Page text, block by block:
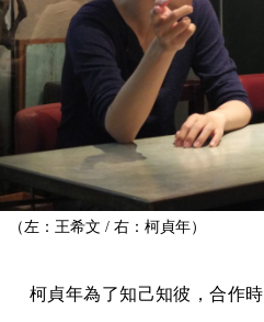
（左：王希文 / 右：柯貞年）
柯貞年為了知己知彼，合作